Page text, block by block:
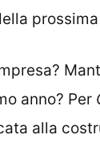
anno? Per
alla